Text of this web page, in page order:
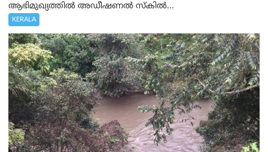
ആഭിമുഖ്യത്തിൽ അഡീഷണൽ സ്കിൽ...
KERALA